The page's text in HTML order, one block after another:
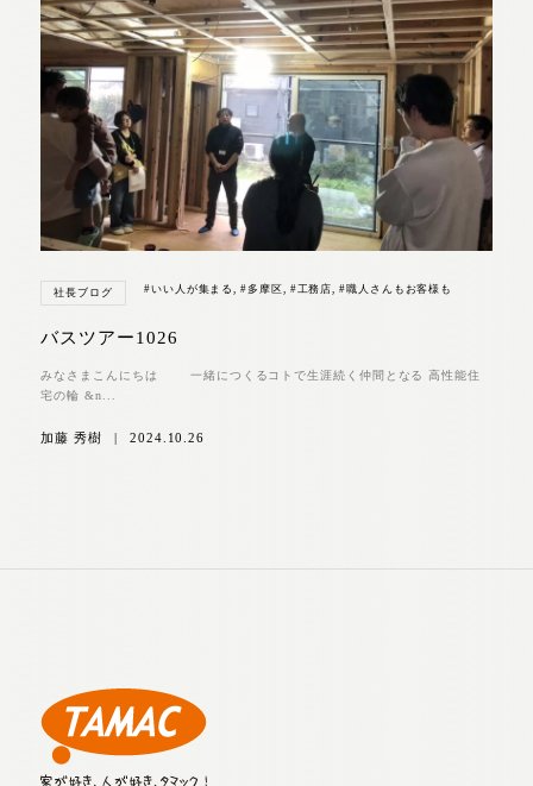
社長ブログ #いい人が集まる,#多摩区, #工務店,#職人さんもお客様も
バスツアー1026
みなさまこんにちは 一緒につくるコトで生涯続く仲間となる 高性能住
宅の輪 &n...
加藤 秀樹 2024.10.26